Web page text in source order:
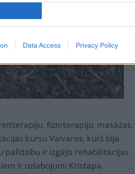
Data Access Privacy Policy
fizioterapiju, masāžas.
kursu Vaivaros, kurš bija
ir izgājis rehabilitācijas
ir uzlabojumi Kristapa